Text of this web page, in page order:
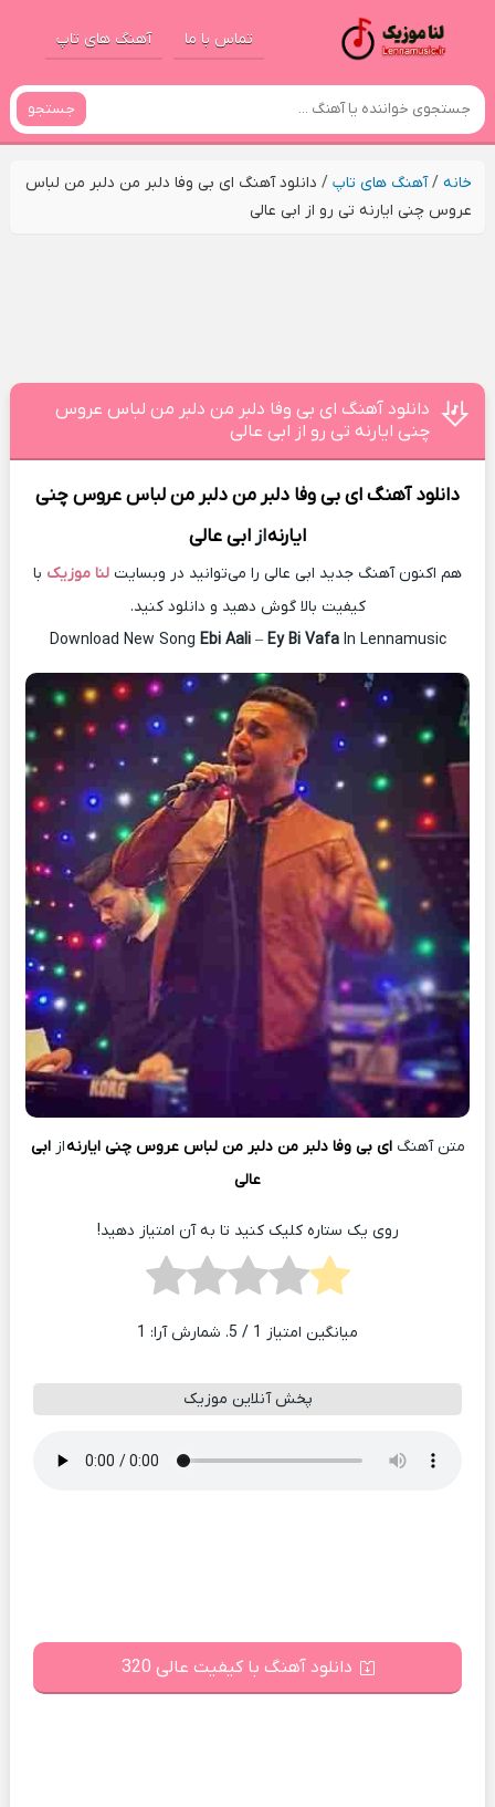
تماس با ما آهنگ های تاپ
جستجو
خانه/آهنگ های تاپ/ دانلود آهنگ ای بی وفا دلبر من دلبر من لباس
عروس چنی ایارنه تی رو از ابی عالی
دانلود آهنگ ای بی وفا دلبر من دلبر من لباس عروس
چنی ایارنه تی رو از ابی عالی
دانلود آهنگای بی وفا دلبر مندلبر من لباس عروس چنی
ایارنهازابی عالی
هم اکنون آهنگ جدید ابی عالی را می‌توانید در وبسایت لنا موزیک با
کیفیت بالا گوش دهید و دانلود کنید.
Download New Song Ebi Aali– Ey Bi VafaIn Lennamusic
متن آهنگای بی وفا دلبر من دلبر من لباس عروس چنی ایارنهازابی
عالی
روی یک ستاره کلیک کنید تا به آن امتیاز دهید!
میانگین امتیاز 1 / 5. شمارش آرا: 1
پخش آنلاین موزیک
دانلود آهنگ با کیفیت عالی 320